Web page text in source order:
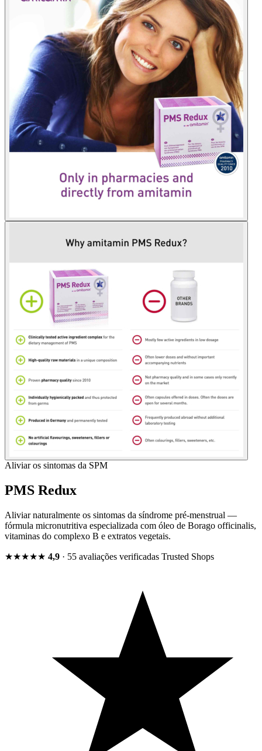
Aliviar os sintomas da SPM
PMS Redux
Aliviar naturalmente os sintomas da síndrome pré-menstrual —
fórmula micronutritiva especializada com óleo de Borago officinalis,
vitaminas do complexo B e extratos vegetais.
★★★★★ 4,9 · 55 avaliações verificadas Trusted Shops